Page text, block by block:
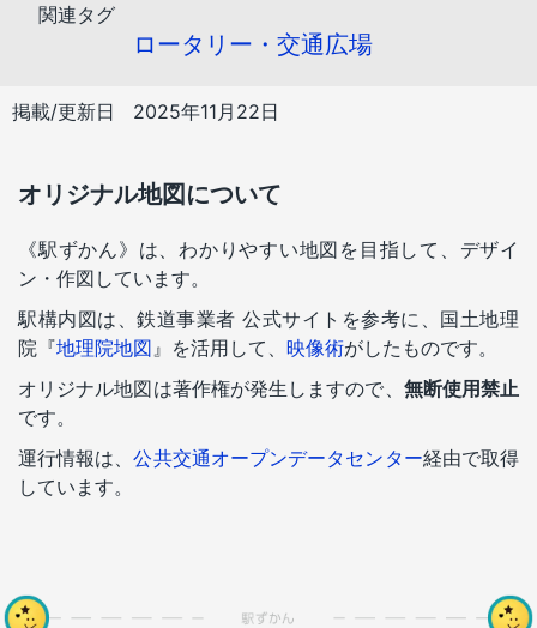
関連タグ
ロータリー・交通広場
掲載/更新日 2025年11月22日
オリジナル地図について
《駅ずかん》は、わかりやすい地図を目指して、デザイ
ン・作図しています。
駅構内図は、鉄道事業者 公式サイトを参考に、国土地理
院『地理院地図 』を活用して、 映像術がしたものです。
オリジナル地図は著作権が発生しますので、 無断使用禁止
です。
運行情報は、公共交通オープンデータセンター経由で取得
しています。